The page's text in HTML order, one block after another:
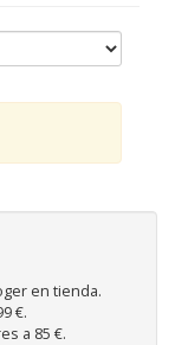
en tienda.
€.
a 85 €.